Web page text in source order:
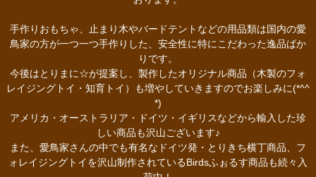
手作りおもちゃ、止まり木やバードテントなどの用品類は国内の愛
鳥家の方が一つ一つ手作りした、安全性に特にこだわった逸品ばか
りです。
今後はとりまに☆が提案し、製作したオリジナル商品（木製のフォ
レイジングトイ・知育トイ）も増やしていきますのでお楽しみに(*^^
*)
アメリカ・オーストラリア・ドイツ・イギリスなどから輸入した珍
しい商品も沢山ございます♪
また、愛鳥家さんの中でも有名なドイツ発・とりきち横丁商品、フ
ォレイジングトイを沢山制作されているBirdsふぉるす商品も続々入